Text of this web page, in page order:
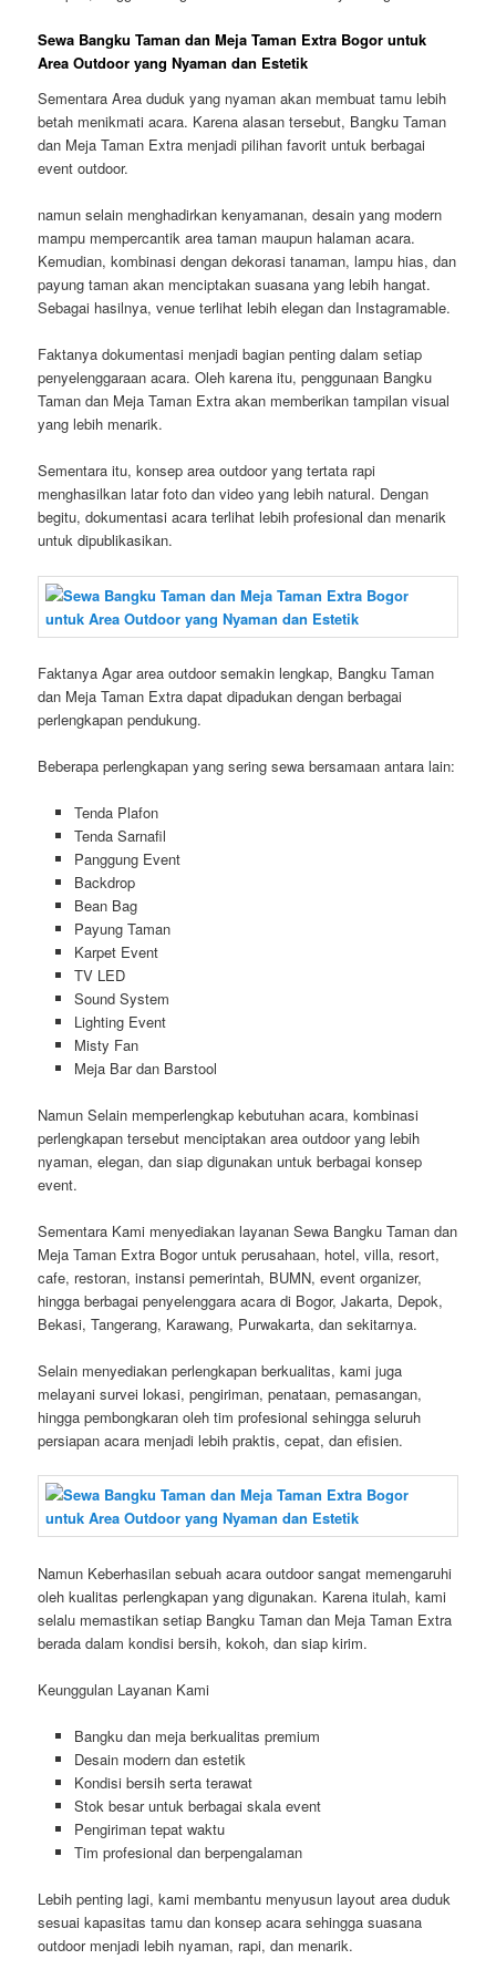
Sewa Bangku Taman dan Meja Taman Extra Bogor untuk
Area Outdoor yang Nyaman dan Estetik
Sementara Area duduk yang nyaman akan membuat tamu lebih
betah menikmati acara. Karena alasan tersebut, Bangku Taman
dan Meja Taman Extra menjadi pilihan favorit untuk berbagai
event outdoor.
namun selain menghadirkan kenyamanan, desain yang modern
mampu mempercantik area taman maupun halaman acara.
Kemudian, kombinasi dengan dekorasi tanaman, lampu hias, dan
payung taman akan menciptakan suasana yang lebih hangat.
Sebagai hasilnya, venue terlihat lebih elegan dan Instagramable.
Faktanya dokumentasi menjadi bagian penting dalam setiap
penyelenggaraan acara. Oleh karena itu, penggunaan Bangku
Taman dan Meja Taman Extra akan memberikan tampilan visual
yang lebih menarik.
Sementara itu, konsep area outdoor yang tertata rapi
menghasilkan latar foto dan video yang lebih natural. Dengan
begitu, dokumentasi acara terlihat lebih profesional dan menarik
untuk dipublikasikan.
Faktanya Agar area outdoor semakin lengkap, Bangku Taman
dan Meja Taman Extra dapat dipadukan dengan berbagai
perlengkapan pendukung.
Beberapa perlengkapan yang sering sewa bersamaan antara lain:
Tenda Plafon
Tenda Sarnafil
Panggung Event
Backdrop
Bean Bag
Payung Taman
Karpet Event
TV LED
Sound System
Lighting Event
Misty Fan
Meja Bar dan Barstool
Namun Selain memperlengkap kebutuhan acara, kombinasi
perlengkapan tersebut menciptakan area outdoor yang lebih
nyaman, elegan, dan siap digunakan untuk berbagai konsep
event.
Sementara Kami menyediakan layanan Sewa Bangku Taman dan
Meja Taman Extra Bogor untuk perusahaan, hotel, villa, resort,
cafe, restoran, instansi pemerintah, BUMN, event organizer,
hingga berbagai penyelenggara acara di Bogor, Jakarta, Depok,
Bekasi, Tangerang, Karawang, Purwakarta, dan sekitarnya.
Selain menyediakan perlengkapan berkualitas, kami juga
melayani survei lokasi, pengiriman, penataan, pemasangan,
hingga pembongkaran oleh tim profesional sehingga seluruh
persiapan acara menjadi lebih praktis, cepat, dan efisien.
Namun Keberhasilan sebuah acara outdoor sangat memengaruhi
oleh kualitas perlengkapan yang digunakan. Karena itulah, kami
selalu memastikan setiap Bangku Taman dan Meja Taman Extra
berada dalam kondisi bersih, kokoh, dan siap kirim.
Keunggulan Layanan Kami
Bangku dan meja berkualitas premium
Desain modern dan estetik
Kondisi bersih serta terawat
Stok besar untuk berbagai skala event
Pengiriman tepat waktu
Tim profesional dan berpengalaman
Lebih penting lagi, kami membantu menyusun layout area duduk
sesuai kapasitas tamu dan konsep acara sehingga suasana
outdoor menjadi lebih nyaman, rapi, dan menarik.